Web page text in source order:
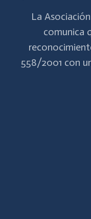
La
comunica
558/2001 con